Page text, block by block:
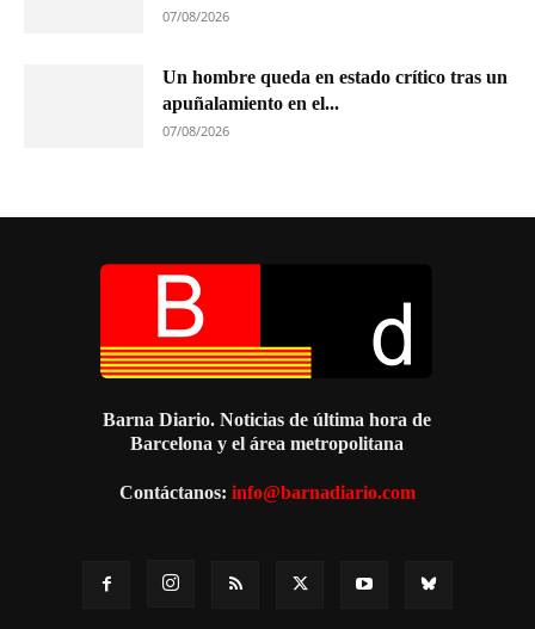
07/08/2026
Un hombre queda en estado crítico tras un
apuñalamiento en el...
07/08/2026
Barna Diario. Noticias de última hora de
Barcelona y el área metropolitana
Contáctanos: info@barnadiario.com